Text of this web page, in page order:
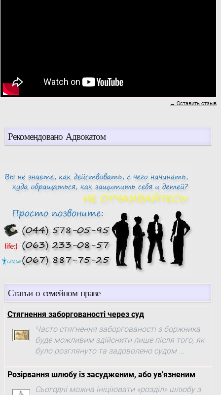
→ Оставить отзыв
Рекомендовано Адвокатом
Статьи о семейном праве
Стягнення заборгованості через суд
Часто стягнення заборгованості з боржника
буде можливим здійснити лише після того, як
було розглянуто та задоволено судом ...
Розірвання шлюбу із засудженим, або ув'язненим
Сьогодні можна ініціювати «розділ» шлюбу з